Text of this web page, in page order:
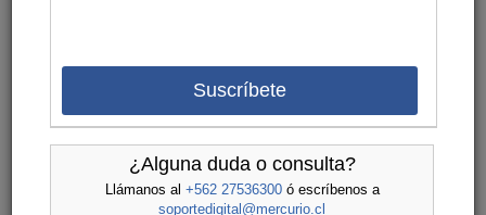
Suscríbete
¿Alguna duda o consulta?
Llámanos al +562 27536300ó escríbenos a
soportedigital@mercurio.cl